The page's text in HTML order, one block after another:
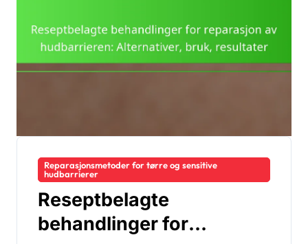
Reparasjonsmetoder for tørre og sensitive
hudbarrierer
Reseptbelagte
behandlinger for